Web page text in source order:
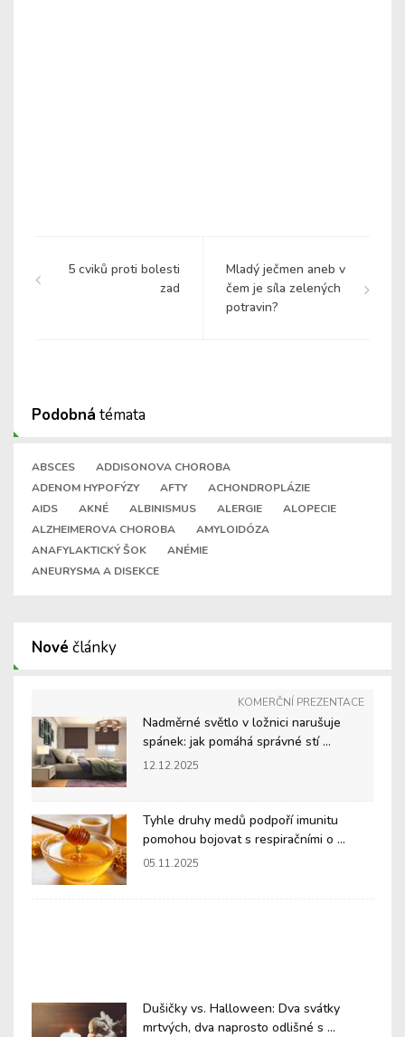
5 cviků proti bolesti
zad
Mladý ječmen aneb v
čem je síla zelených
potravin?
Podobná témata
ABSCES
ADDISONOVA CHOROBA
ADENOM HYPOFÝZY
AFTY
ACHONDROPLÁZIE
AIDS
AKNÉ ALBINISMUS ALERGIE
ALOPECIE
ALZHEIMEROVA CHOROBA
AMYLOIDÓZA
ANAFYLAKTICKÝ ŠOK
ANÉMIE
ANEURYSMA A DISEKCE
Nové články
KOMERČNÍ PREZENTACE
Nadměrné světlo v ložnici narušuje
spánek: jak pomáhá správné stí ...
12.12.2025
Tyhle druhy medů podpoří imunitu
pomohou bojovat s respiračními o ...
05.11.2025
Dušičky vs. Halloween: Dva svátky
mrtvých, dva naprosto odlišné s ...